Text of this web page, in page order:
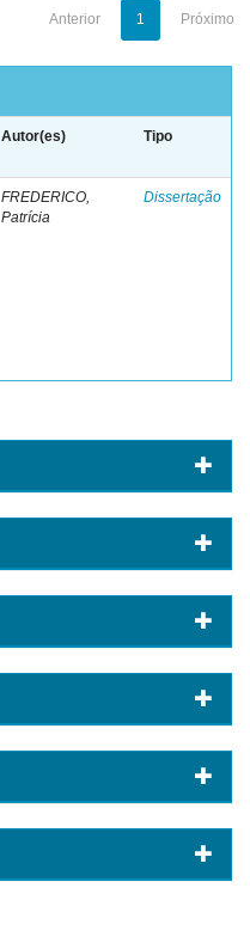
Anterior 1 Próximo
Autor(es) Tipo
FREDERICO,
Patrícia
Dissertação